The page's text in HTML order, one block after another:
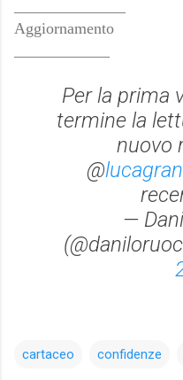
Aggiornamento
Per la prima
termine la
nuovo
@
—
cartaceo confidenze